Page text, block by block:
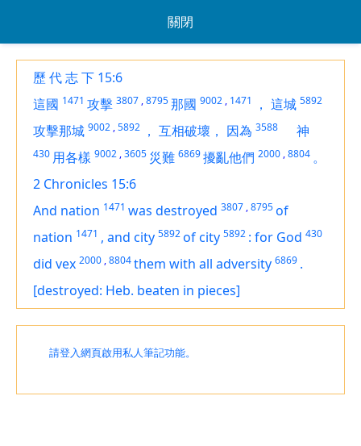
關閉
歷 代 志 下 15:6
這國 1471 攻擊 3807 ,8795那國 9002 , 1471 ， 這城 5892
攻擊那城 9002 ,5892 ， 互相破壞， 因為 3588 神
430 用各樣 9002 ,3605 災難 6869擾亂他們 2000 ,8804 。
2 Chronicles 15:6
And nation 1471 was destroyed 3807 ,8795of
nation 1471 , and city 5892of city 5892 : for God 430
did vex 2000 ,8804them with all adversity 6869 .
[destroyed: Heb. beaten in pieces]
請登入網頁啟用私人筆記功能。